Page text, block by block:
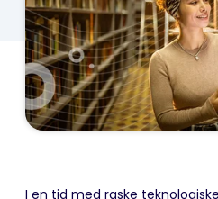
I en tid med raske